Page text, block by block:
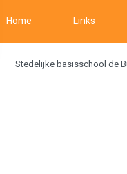
Home Links
Stedelijke basisschool de